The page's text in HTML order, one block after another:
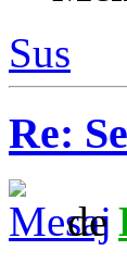
Sus
Re:
de